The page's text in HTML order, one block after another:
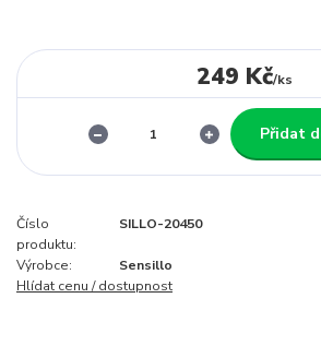
249 Kč/ks
Přidat
Číslo
produktu:
SILLO-20450
Výrobce:
Sensillo
Hlídat cenu / dostupnost